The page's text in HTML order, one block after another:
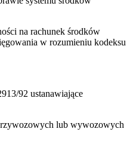
na rachunek środków
w rozumieniu kodeksu
92 ustanawiające
lub wywozowych